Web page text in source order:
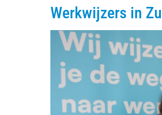
Werkwijzers in